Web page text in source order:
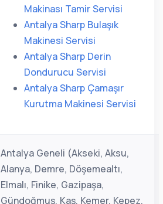
Makinası Tamir Servisi
Antalya Sharp Bulaşık
Makinesi Servisi
Antalya Sharp Derin
Dondurucu Servisi
Antalya Sharp Çamaşır
Kurutma Makinesi Servisi
Antalya Geneli (Akseki, Aksu,
Alanya, Demre, Döşemealtı,
Elmalı, Finike, Gazipaşa,
Gündoğmuş, Kaş, Kemer, Kepez,